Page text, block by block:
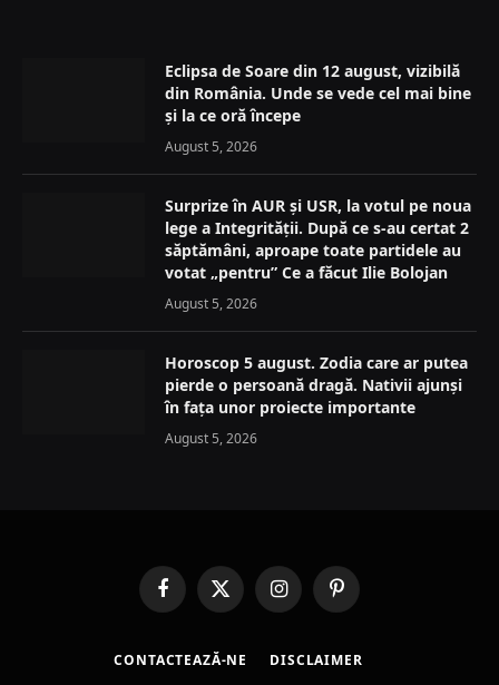
Eclipsa de Soare din 12 august, vizibilă
din România. Unde se vede cel mai bine
și la ce oră începe
August 5, 2026
Surprize în AUR și USR, la votul pe noua
lege a Integrității. După ce s-au certat 2
săptămâni, aproape toate partidele au
votat „pentru” Ce a făcut Ilie Bolojan
August 5, 2026
Horoscop 5 august. Zodia care ar putea
pierde o persoană dragă. Nativii ajunși
în fața unor proiecte importante
August 5, 2026
FacebookX
(Twitter)
InstagramPinterest
CONTACTEAZĂ-NE
DISCLAIMER